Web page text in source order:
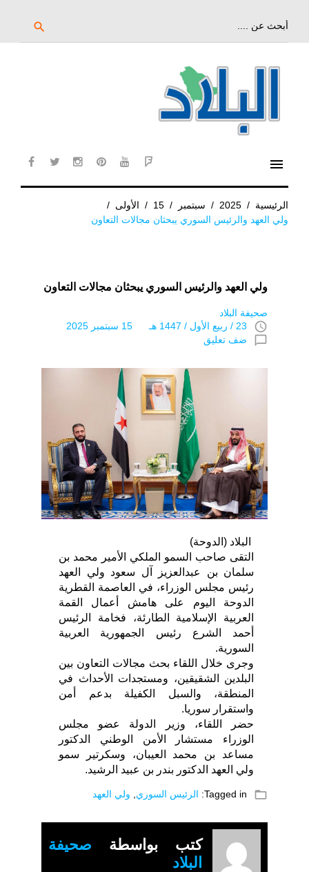
search
menu
الرئيسية /
2025
/ سبتمبر /
15
/ الأولى /
ولي العهد والرئيس السوري يبحثان مجالات التعاون
ولي العهد والرئيس السوري يبحثان مجالات التعاون
صحيفة البلاد
access_time 23 / ربيع اﻷول / 1447 هـ 15 سبتمبر 2025
chat_bubble_outline ضف تعليق
البلاد (الدوحة)
التقى صاحب السمو الملكي الأمير محمد بن
سلمان بن عبدالعزيز آل سعود ولي العهد
رئيس مجلس الوزراء، في العاصمة القطرية
الدوحة اليوم على هامش أعمال القمة
العربية الإسلامية الطارئة، فخامة الرئيس
أحمد الشرع رئيس الجمهورية العربية
السورية.
وجرى خلال اللقاء بحث مجالات التعاون بين
البلدين الشقيقين، ومستجدات الأحداث في
المنطقة، والسبل الكفيلة بدعم أمن
واستقرار سوريا.
حضر اللقاء، وزير الدولة عضو مجلس
الوزراء مستشار الأمن الوطني الدكتور
مساعد بن محمد العيبان، وسكرتير سمو
ولي العهد الدكتور بندر بن عبيد الرشيد.
folder_open
Tagged in: الرئيس السوري ولي العهد
كتب بواسطة صحيفة
البلاد